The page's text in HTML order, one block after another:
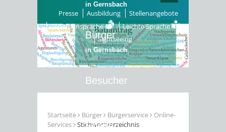
Presse Ausbildung
Stellenangebote
Gebärdensprache
Leichte Sprache
Sightseeing
in Gernsbach
Bürger
in Gernsbach
Besucher
Erleben
Startseite Bürger Bürgerservice
Online-
Services
Stichwortverzeichnis